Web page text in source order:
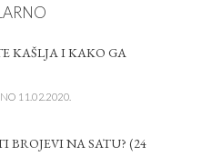
KAŠLJA I KAKO GA
11.02.2020.
BROJEVI NA SATU? (24